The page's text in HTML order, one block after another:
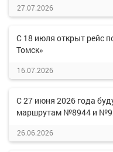
27.07.2026
С 18 июля открыт рейс
Томск»
16.07.2026
С 27 июня 2026 года
маршрутам №8944 и
26.06.2026